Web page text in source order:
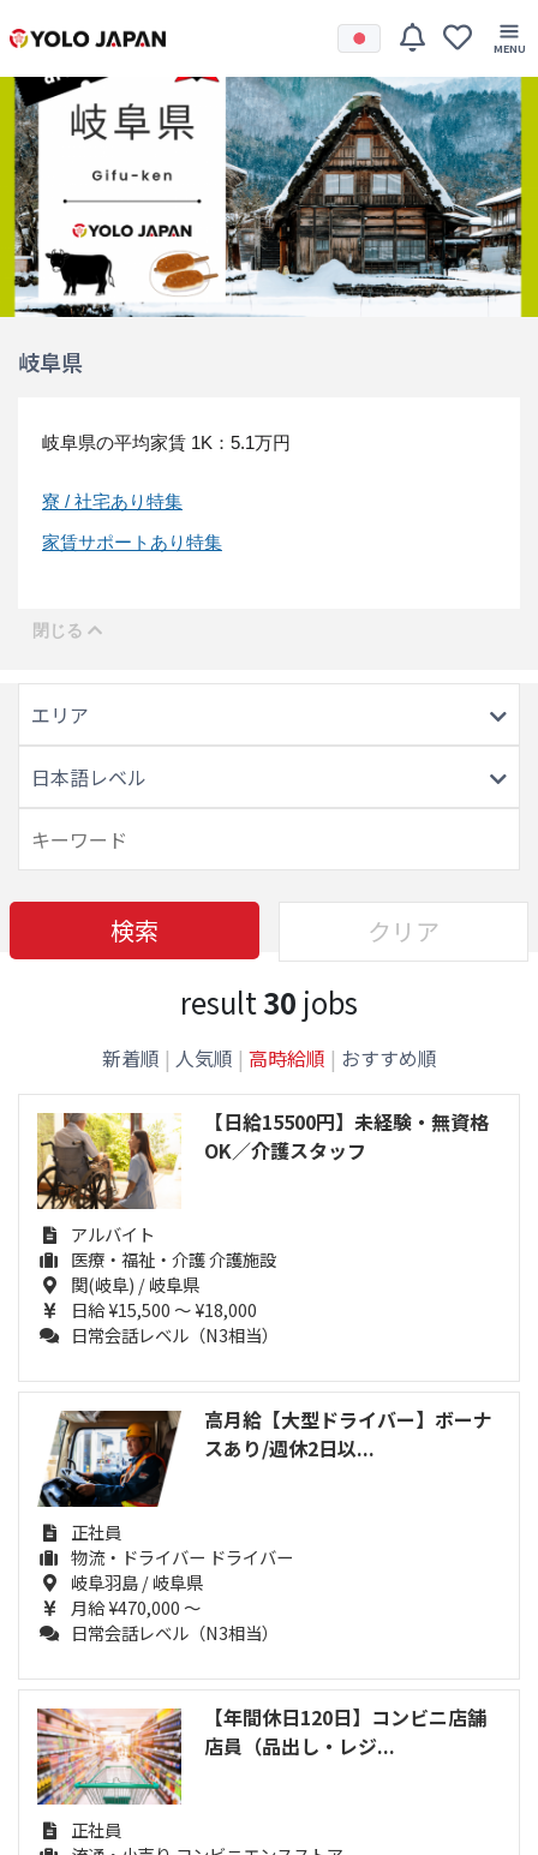
岐阜県
岐阜県の平均家賃 1K：5.1万円
寮 / 社宅あり特集
家賃サポートあり特集
エリア
日本語レベル
検索 クリア
result30 jobs
新着順 | 人気順 | 高時給順 | おすすめ順
【日給15500円】未経験・無資格
OK／介護スタッフ
アルバイト
医療・福祉・介護 介護施設
関(岐阜) / 岐阜県
日給 ¥15,500 ～ ¥18,000
日常会話レベル（N3相当）
高月給【大型ドライバー】ボーナ
スあり/週休2日以...
正社員
物流・ドライバー ドライバー
岐阜羽島 / 岐阜県
月給 ¥470,000 ～
日常会話レベル（N3相当）
【年間休日120日】コンビニ店舗
店員（品出し・レジ...
正社員